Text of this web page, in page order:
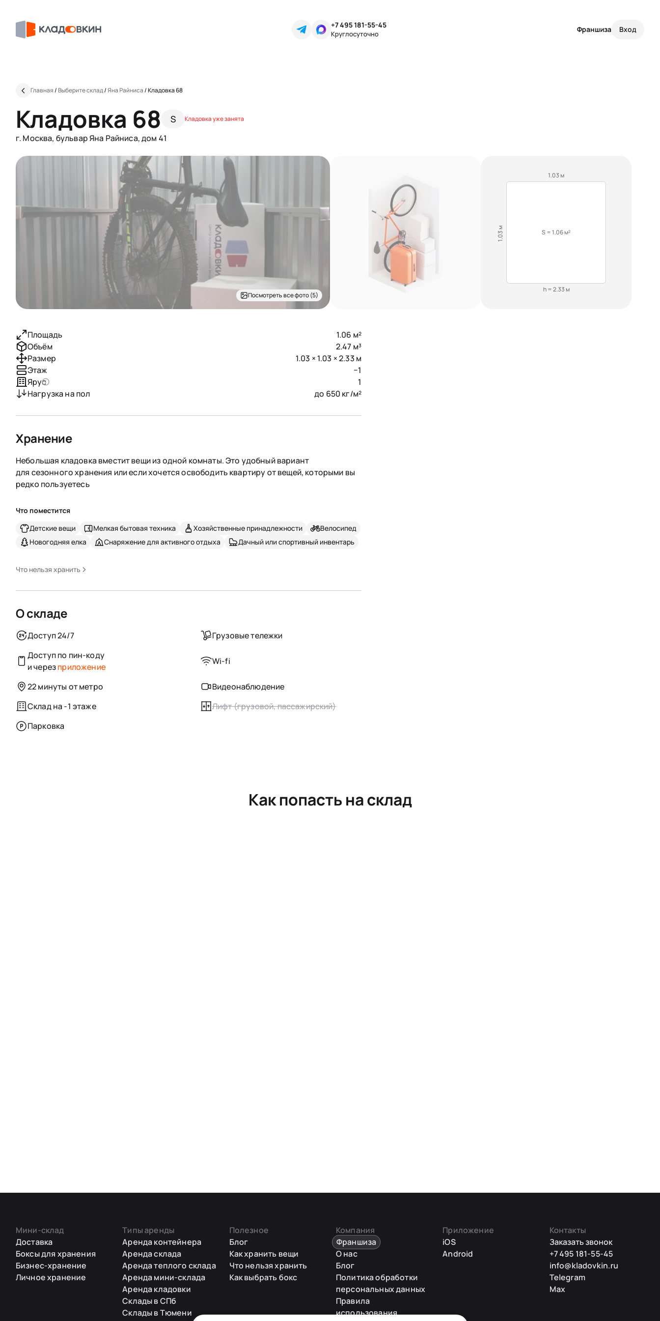
+7 495 181-55-45
Круглосуточно Франшиза Вход
Главная/ Выберите склад/Яна Райниса/Кладовка 68
Кладовка 68 S Кладовка уже занята
г. Москва, бульвар Яна Райниса, дом 41
Посмотреть все фото (5)
1.03 м
S = 1.06 м²
1.03 м
h = 2.33 м
Площадь
1.06 м²
Объём
2.47 м³
Размер
1.03 × 1.03 × 2.33 м
Этаж
−1
Ярус
1
Нагрузка на пол
до 650 кг/м²
Хранение
Небольшая кладовка вместит вещи из одной комнаты. Это удобный вариант
для сезонного хранения или если хочется освободить квартиру от вещей, которыми вы
редко пользуетесь
Что поместится
Детские вещи
Мелкая бытовая техника Хозяйственные принадлежности
Велосипед
Новогодняя елка
Снаряжение для активного отдыха Дачный или спортивный инвентарь
Что нельзя хранить
О складе
Доступ 24/7
Грузовые тележки
Доступ по пин-коду
и черезприложение
Wi-fi
22 минуты от метро
Видеонаблюдение
Склад на -1 этаже
Лифт (грузовой, пассажирский)
Парковка
Как попасть на склад
Мини-склад
Доставка
Боксы для хранения
Бизнес-хранение
Личное хранение
Типы аренды
Аренда контейнера
Аренда склада
Аренда теплого склада
Аренда мини-склада
Аренда кладовки
Склады в СПб
Склады в Тюмени
Полезное
Блог
Как хранить вещи
Что нельзя хранить
Как выбрать бокс
Компания
Франшиза
О нас
Блог
Политика обработки
персональных данных
Правила
использования
Приложение
iOS
Android
Контакты
Заказать звонок
+7 495 181-55-45
info@kladovkin.ru
Telegram
Max